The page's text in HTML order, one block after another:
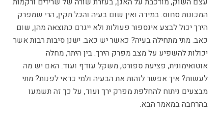
המכונות סחוס. במידה ואין שום בעיה והכל תקין, הרי שמפרק
הירך יכול לבצע אינספור פעולות ולא ייגרם כתוצאה מהן, שום
כאב. מתי מתחילה בעיה? כאשר יש כאב. ישנן סיבות רבות אשר
יכולות להשפיע על מצב מפרק הירך. בין היתר, מחלה
אוטואימונית, פציעת ספורט, משקל עודף ועוד. האם יש מה
לעשות? איך אפשר לזהות את הבעיה ולמי כדאי לפנות? מתי
מבצעים ניתוח להחלפת מפרק ירך ועוד, על כך זה תשמעו
בהרחבה במאמר הבא.